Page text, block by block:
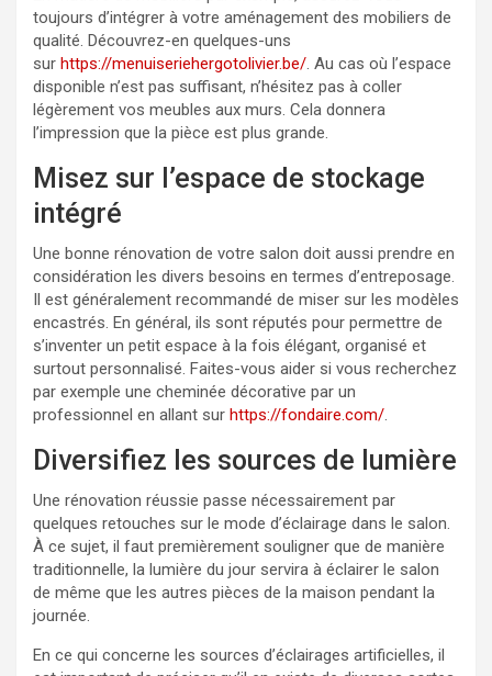
toujours d’intégrer à votre aménagement des mobiliers de
qualité. Découvrez-en quelques-uns
sur https://menuiseriehergotolivier.be/. Au cas où l’espace
disponible n’est pas suffisant, n’hésitez pas à coller
légèrement vos meubles aux murs. Cela donnera
l’impression que la pièce est plus grande.
Misez sur l’espace de stockage
intégré
Une bonne rénovation de votre salon doit aussi prendre en
considération les divers besoins en termes d’entreposage.
Il est généralement recommandé de miser sur les modèles
encastrés. En général, ils sont réputés pour permettre de
s’inventer un petit espace à la fois élégant, organisé et
surtout personnalisé. Faites-vous aider si vous recherchez
par exemple une cheminée décorative par un
professionnel en allant sur https://fondaire.com/.
Diversifiez les sources de lumière
Une rénovation réussie passe nécessairement par
quelques retouches sur le mode d’éclairage dans le salon.
À ce sujet, il faut premièrement souligner que de manière
traditionnelle, la lumière du jour servira à éclairer le salon
de même que les autres pièces de la maison pendant la
journée.
En ce qui concerne les sources d’éclairages artificielles, il